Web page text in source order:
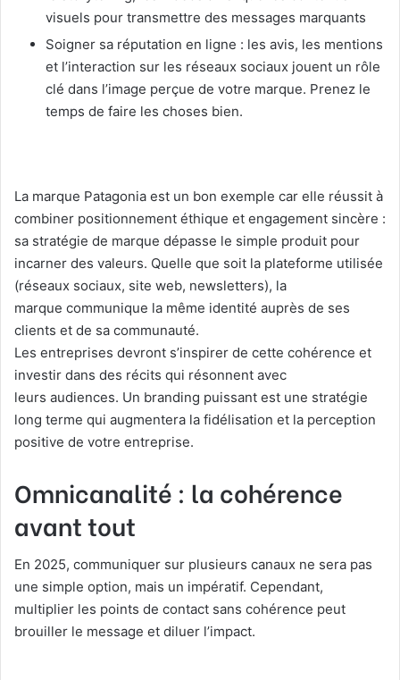
visuels pour transmettre des messages marquants
Soigner sa réputation en ligne : les avis, les mentions
et l’interaction sur les réseaux sociaux jouent un rôle
clé dans l’image perçue de votre marque. Prenez le
temps de faire les choses bien.
La marque Patagonia est un bon exemple car elle réussit à
combiner positionnement éthique et engagement sincère :
sa stratégie de marque dépasse le simple produit pour
incarner des valeurs. Quelle que soit la plateforme utilisée
(réseaux sociaux, site web, newsletters), la
marque communique la même identité auprès de ses
clients et de sa communauté.
Les entreprises devront s’inspirer de cette cohérence et
investir dans des récits qui résonnent avec
leurs audiences. Un branding puissant est une stratégie
long terme qui augmentera la fidélisation et la perception
positive de votre entreprise.
Omnicanalité : la cohérence
avant tout
En 2025, communiquer sur plusieurs canaux ne sera pas
une simple option, mais un impératif. Cependant,
multiplier les points de contact sans cohérence peut
brouiller le message et diluer l’impact.